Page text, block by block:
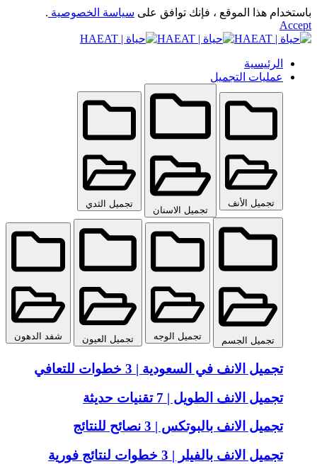
باستخدام هذا الموقع ، فإنك توافق على سياسة الخصوصية .
Accept
الرئيسية
عمليات التجميل
تجميل الأنف
تجميل الاسنان
تجميل الثدي
تجميل الجسم تجميل الوجه تجميل العيون شفد الدهون
تجميل الانف في السعودية | 3 خطوات للتعافي
تجميل الانف الطويل | 7 تقنيات حديثة
تجميل الانف بالبوتكس | 3 نصائح للنتائج
تجميل الانف بالفيلر | 3 خطوات لنتائج فورية